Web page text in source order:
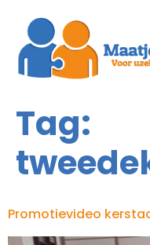
Tag:
Promotievideo